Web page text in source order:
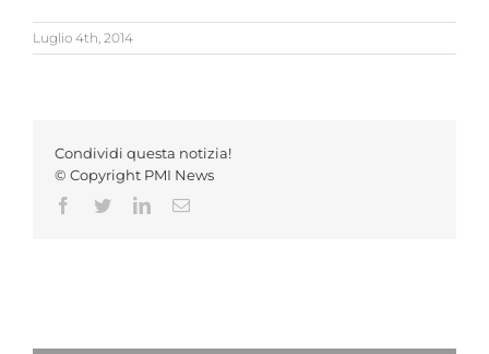
Luglio 4th, 2014
Condividi questa notizia!
© Copyright PMI News
Facebook
TwitterLinkedInEmail